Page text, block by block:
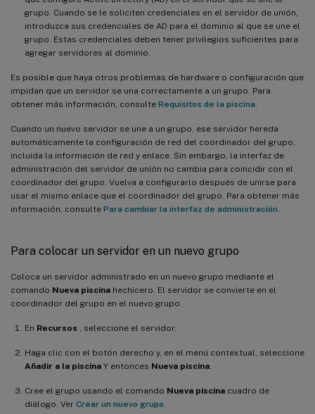
grupo. Cuando se le soliciten credenciales en el servidor de unión,
introduzca sus credenciales de AD para el dominio al que se une el
grupo. Estas credenciales deben tener privilegios suficientes para
agregar servidores al dominio.
Es posible que haya otros problemas de hardware o configuración que
impidan que un servidor se una correctamente a un grupo. Para
obtener más información, consulte Requisitos de la piscina
Cuando un nuevo servidor se une a un grupo, ese servidor hereda
automáticamente la configuración de red del coordinador del grupo,
incluida la información de red y enlace. Sin embargo, la interfaz de
administración del servidor de unión no cambia para coincidir con el
coordinador del grupo. Vuelva a configurarlo después de unirse para
usar el mismo enlace que el coordinador del grupo. Para obtener más
información, consulte Para cambiar la interfaz de administración
Para colocar un servidor en un nuevo grupo
Coloca un servidor administrado en un nuevo grupo mediante el
comando Nueva piscina hechicero. El servidor se convierte en el
coordinador del grupo en el nuevo grupo.
En Recursos , seleccione el servidor.
Haga clic con el botón derecho y, en el menú contextual, seleccione
Añadir a la piscina Y entonces Nueva piscina
Cree el grupo usando el comando Nueva piscina cuadro de
diálogo. Ver Crear un nuevo grupo